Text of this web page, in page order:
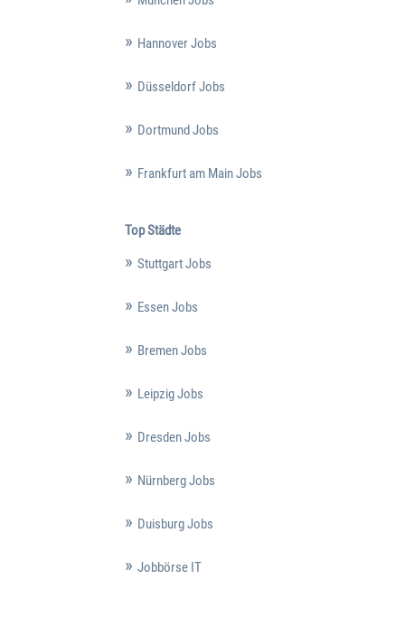
Hannover Jobs
Düsseldorf Jobs
Dortmund Jobs
Frankfurt am Main Jobs
Top Städte
Stuttgart Jobs
Essen Jobs
Bremen Jobs
Leipzig Jobs
Dresden Jobs
Nürnberg Jobs
Duisburg Jobs
Jobbörse IT